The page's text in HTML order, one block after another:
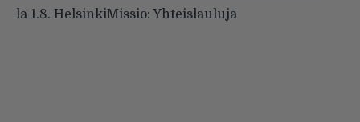
la 1.8. HelsinkiMissio: Yhteislauluja